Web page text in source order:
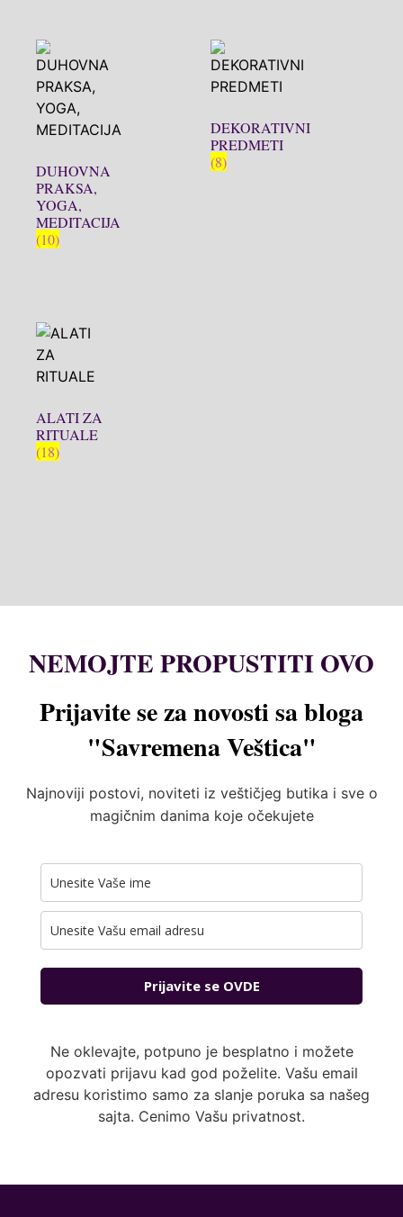
DUHOVNA
PRAKSA,
YOGA,
MEDITACIJA
(10)
DEKORATIVNI
PREDMETI
(8)
ALATI ZA
RITUALE
(18)
NEMOJTE PROPUSTITI OVO
Prijavite se za novosti sa bloga
"Savremena Veštica"
Najnoviji postovi, noviteti iz veštičjeg butika i sve o
magičnim danima koje očekujete
Prijavite se OVDE
Ne oklevajte, potpuno je besplatno i možete
opozvati prijavu kad god poželite. Vašu email
adresu koristimo samo za slanje poruka sa našeg
sajta. Cenimo Vašu privatnost.